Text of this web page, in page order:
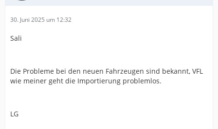
30. Juni 2025 um 12:32
Sali
Die Probleme bei den neuen Fahrzeugen sind bekannt, VFL
wie meiner geht die Importierung problemlos.
LG